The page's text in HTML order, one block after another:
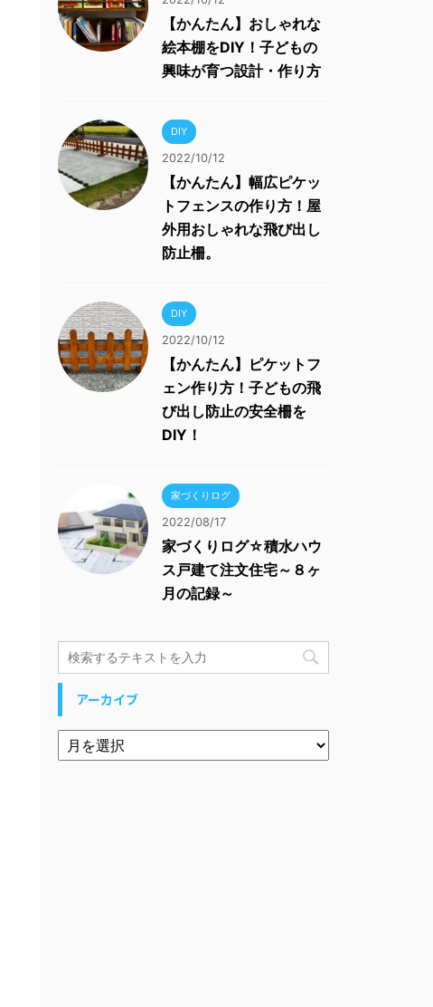
【かんたん】おしゃれな
絵本棚をDIY！子どもの
興味が育つ設計・作り方
DIY
2022/10/12
【かんたん】幅広ピケッ
トフェンスの作り方！屋
外用おしゃれな飛び出し
防止柵。
DIY
2022/10/12
【かんたん】ピケットフ
ェン作り方！子どもの飛
び出し防止の安全柵を
DIY！
家づくりログ
2022/08/17
家づくりログ☆積水ハウ
ス戸建て注文住宅～８ヶ
月の記録～
アーカイブ